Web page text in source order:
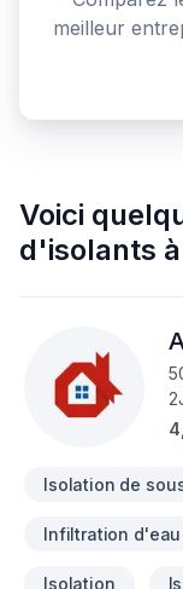
meilleur
Voici
d'isolants à
Isolation de
Infiltration
Isolation